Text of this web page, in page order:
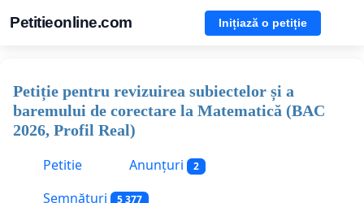
Petitieonline.com Inițiază o petiție
Petiție pentru revizuirea subiectelor și a
baremului de corectare la Matematică (BAC
2026, Profil Real)
Petitie
Anunțuri 2
Semnături 5 377